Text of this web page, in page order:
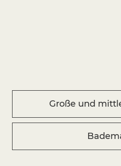
Große und